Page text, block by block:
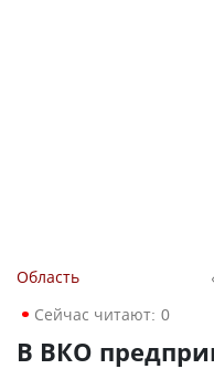
Область
Сейчас читают: 0
В ВКО